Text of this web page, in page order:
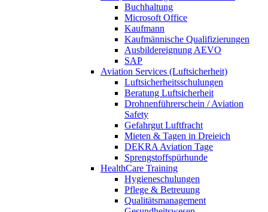
Buchhaltung
Microsoft Office
Kaufmann
Kaufmännische Qualifizierungen
Ausbildereignung AEVO
SAP
Aviation Services (Luftsicherheit)
Luftsicherheitsschulungen
Beratung Luftsicherheit
Drohnenführerschein / Aviation
Safety
Gefahrgut Luftfracht
Mieten & Tagen in Dreieich
DEKRA Aviation Tage
Sprengstoffspürhunde
HealthCare Training
Hygieneschulungen
Pflege & Betreuung
Qualitätsmanagement